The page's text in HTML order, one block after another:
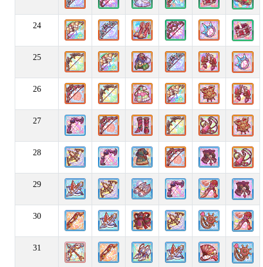
24
25
26
27
28
29
30
31